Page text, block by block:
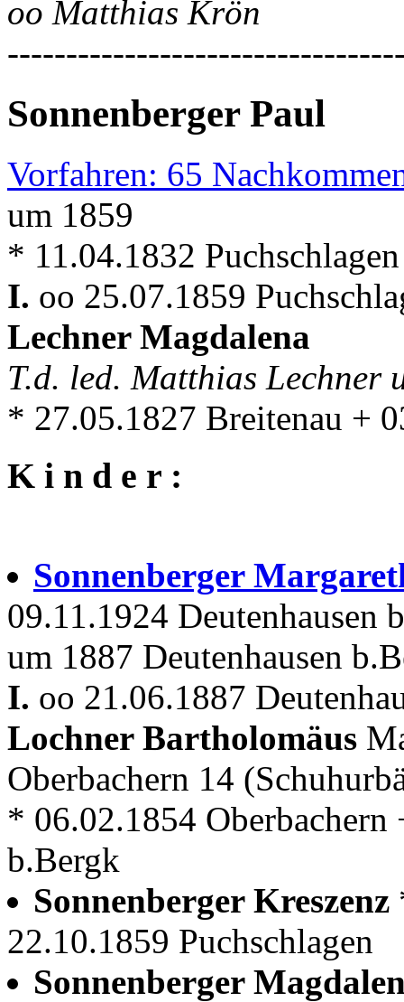
oo Matthias Krön
Sonnenberger Paul
Vorfahren: 65
um 1859
* 11.04.1832
I. oo 25.07.1859
Lechner Magdalena
T.d. led. Matthias
* 27.05.1827 Breitenau +
K i n d e r :
Sonnenberger
09.11.1924 Deutenhausen
um 1887 Deutenhausen
I. oo 21.06.1887
Lochner Bartholomäus
Oberbachern 14
* 06.02.1854 Oberbachern
b.Bergk
Sonnenberger Kreszenz
22.10.1859 Puchschlagen
Sonnenberger